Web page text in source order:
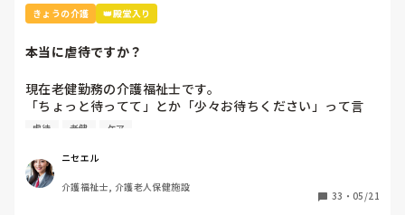
きょうの介護 👑殿堂入り
本当に虐待ですか？
現在老健勤務の介護福祉士です。
「ちょっと待ってて」とか「少々お待ちください」って言
葉、よく使いませんか？私の施設ではこの言葉は「利用者本
つまり虐待と同じ枠組みです。
そんなに悪い言葉ですか？むしろ必要な言葉だと思うのです
がいかがでしょう？
虐待 老健 ケア
ニセエル
介護福祉士, 介護老人保健施設
33 ・ 05/21